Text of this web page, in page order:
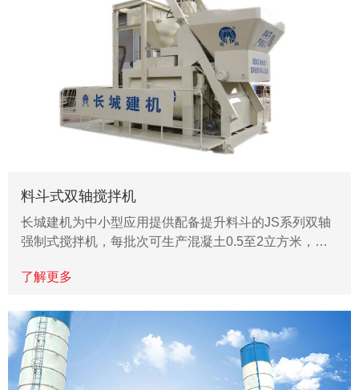
料斗式双轴搅拌机
长城建机为中小型应用提供配备提升料斗的JS系列双轴
强制式搅拌机，每批次可生产混凝土0.5至2立方米，…
了解更多